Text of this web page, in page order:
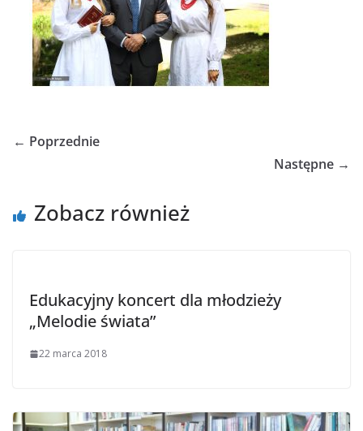
← Poprzednie
Następne →
Zobacz również
Edukacyjny koncert dla młodzieży
„Melodie świata”
22 marca 2018